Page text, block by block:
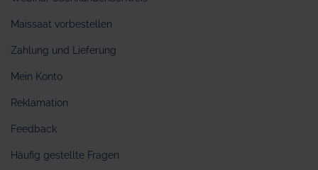
Maissaat vorbestellen
Zahlung und Lieferung
Mein Konto
Reklamation
Feedback
Häufig gestellte Fragen